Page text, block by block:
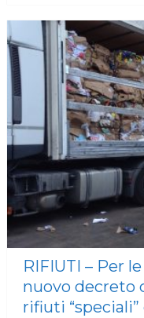
RIFIUTI – Per
nuovo decreto
rifiuti “speciali”